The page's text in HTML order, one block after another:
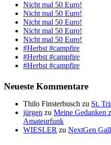
Nicht mal 50 Euro!
Nicht mal 50 Euro!
Nicht mal 50 Euro!
Nicht mal 50 Euro!
Nicht mal 50 Euro!
#Herbst #campfire
#Herbst #campfire
#Herbst #campfire
Neueste Kommentare
Thilo Finsterbusch zu St.
jürgen zu Meine Gedanken
Amateurfunk
WIESLER zu NextGen